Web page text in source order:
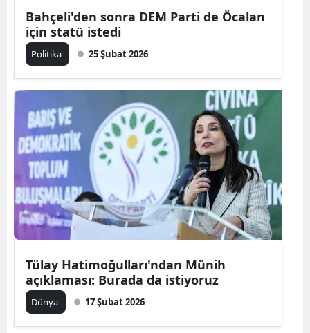
Bahçeli'den sonra DEM Parti de Öcalan
için statü istedi
Politika 25 Şubat 2026
Tülay Hatimoğulları'ndan Münih
açıklaması: Burada da istiyoruz
Dünya 17 Şubat 2026